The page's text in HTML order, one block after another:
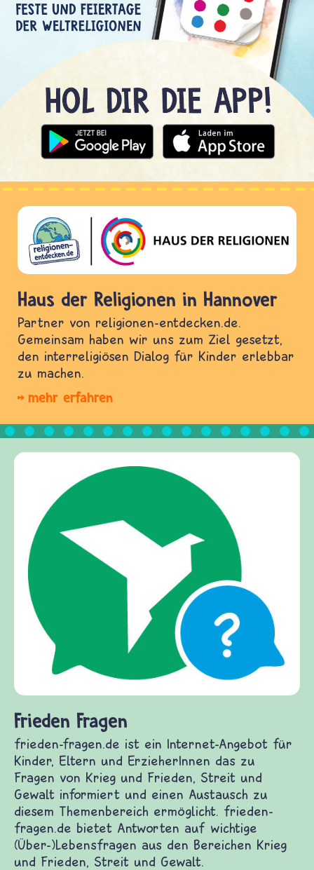
Haus der Religionen in Hannover
Partner von religionen-entdecken.de.
Gemeinsam haben wir uns zum Ziel gesetzt,
den interreligiösen Dialog für Kinder erlebbar
zu machen.
mehr erfahren
Frieden Fragen
frieden-fragen.de ist ein Internet-Angebot für
Kinder, Eltern und ErzieherInnen das zu
Fragen von Krieg und Frieden, Streit und
Gewalt informiert und einen Austausch zu
diesem Themenbereich ermöglicht. frieden-
fragen.de bietet Antworten auf wichtige
(Über-)Lebensfragen aus den Bereichen Krieg
und Frieden, Streit und Gewalt.